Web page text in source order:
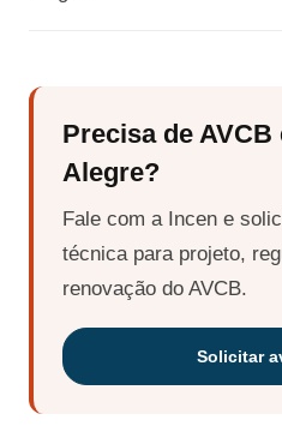
Precisa de
Alegre?
Fale com a Incen e
técnica para projeto,
renovação do AVCB.
Solicitar